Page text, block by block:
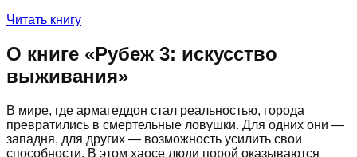
Читать книгу
О книге «Рубеж 3: искусство
выживания»
В мире, где армагеддон стал реальностью, города
превратились в смертельные ловушки. Для одних они —
западня, для других — возможность усилить свои
способности. В этом хаосе люди порой оказываются